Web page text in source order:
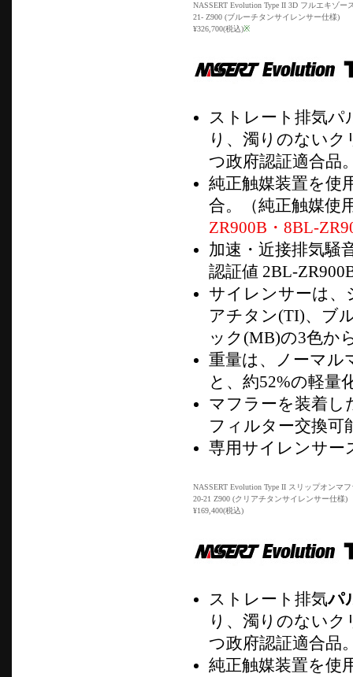
NASSERT Evolution Type II 3D フルエキゾー
21- Z900 (ブルーチタンサイレンサー仕様)
¥326,700(税込)※
ストレート排気
り、濁りのない
つ政府認証適合品
純正触媒装置を使
合。（純正触媒使
ZR900B・8BL-
加速・近接排気騒
認証値 2BL-
サイレンサーは、
アチタン(TI)、ブ
ック(MB)の3色か
重量は、ノーマル
と、約52%の軽量
マフラーを装着し
フィルター交換可
専用サイレンサー
NASSERT Evolution Type II スリップオンマ
20-21 Z900 (クリアチタンサイレンサー仕様)
¥169,400(税込)
ストレート排気パ
り、濁りのない
つ政府認証適合品
純正触媒装置を使